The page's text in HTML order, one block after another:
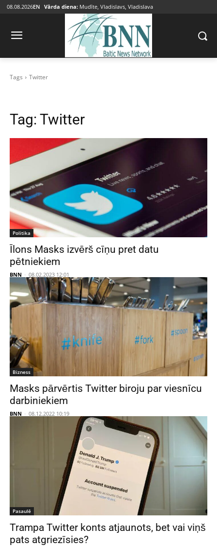
08.08.2026EN Vārda diena: Mudīte, Vladislavs, Vladislava
Tags Twitter
Tag: Twitter
Politika
Īlons Masks izvērš cīņu pret datu
pētniekiem
BNN - 08.02.2023 12:01
Bizness
Masks pārvērtis Twitter biroju par viesnīcu
darbiniekiem
BNN - 08.12.2022 10:19
Pasaulē
Trampa Twitter konts atjaunots, bet vai viņš
pats atgriezīsies?